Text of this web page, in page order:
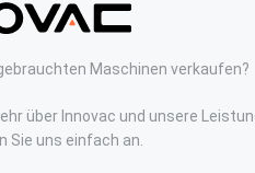
Maschinen verkaufen?
über Innovac und unsere
Sie uns einfach an.